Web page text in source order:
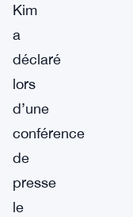
Kim
a
déclaré
lors
d’une
conférence
de
presse
le